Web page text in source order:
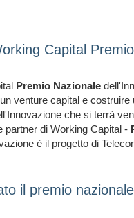
Capital
Premio Nazionale
venture capital e
che si terrà
partner di Working Capital -
è il progetto di
il premio